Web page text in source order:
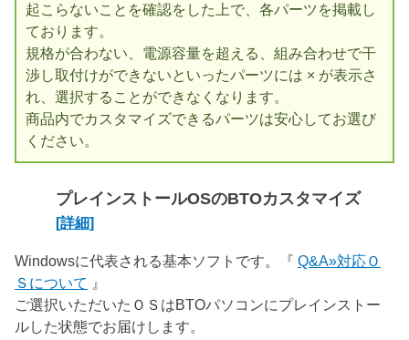
起こらないことを確認をした上で、各パーツを掲載し
ております。
規格が合わない、電源容量を超える、組み合わせで干
渉し取付けができないといったパーツには × が表示さ
れ、選択することができなくなります。
商品内でカスタマイズできるパーツは安心してお選び
ください。
プレインストールOSのBTOカスタマイズ
[詳細]
Windowsに代表される基本ソフトです。『 Q&A»対応Ｏ
Ｓについて 』
ご選択いただいたＯＳはBTOパソコンにプレインストー
ルした状態でお届けします。